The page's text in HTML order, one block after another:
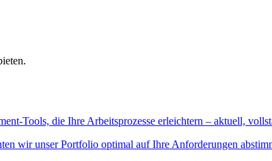
Tools, die Ihre Arbeitsprozesse erleichtern – aktuell,
wir unser Portfolio optimal auf Ihre Anforderungen